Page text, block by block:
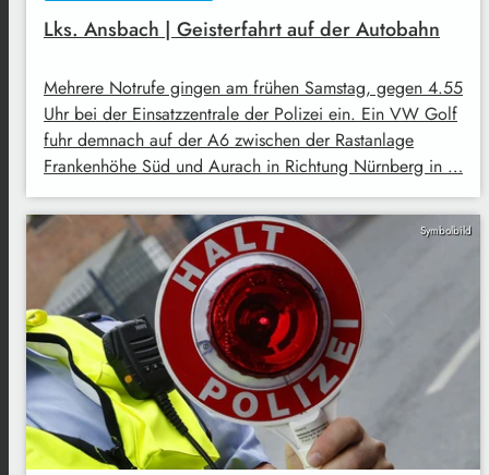
Lks. Ansbach | Geisterfahrt auf der Autobahn
Mehrere Notrufe gingen am frühen Samstag, gegen 4.55
Uhr bei der Einsatzzentrale der Polizei ein. Ein VW Golf
fuhr demnach auf der A6 zwischen der Rastanlage
Frankenhöhe Süd und Aurach in Richtung Nürnberg in …
Symbolbild